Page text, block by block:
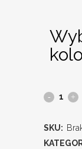
SKU: